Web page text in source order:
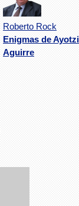
Roberto Rock
Enigmas de
Aguirre